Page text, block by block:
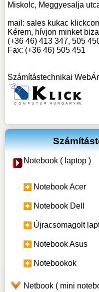
Miskolc, Meggyesalja
mail: sales kukac
Kérem, hívjon minket
(+36 46) 413 347, 505
Fax: (+36 46) 505 451
Számítástechnikai
Notebook ( laptop )
Notebook Acer
Notebook Dell
Újracsomagolt
Notebook Asus
Notebookok
Netbook ( mini